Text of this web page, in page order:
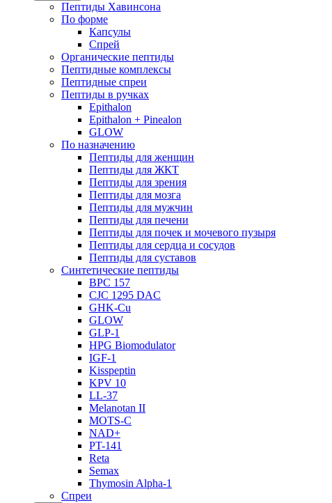
Пептиды Хавинсона
По форме
Капсулы
Спрей
Органические пептиды
Пептидные комплексы
Пептидные спреи
Пептиды в ручках
Epithalon
Epithalon + Pinealon
GLOW
По назначению
Пептиды для женщин
Пептиды для ЖКТ
Пептиды для зрения
Пептиды для мозга
Пептиды для мужчин
Пептиды для печени
Пептиды для почек и мочевого пузыря
Пептиды для сердца и сосудов
Пептиды для суставов
Синтетические пептиды
BPC 157
CJC 1295 DAC
GHK-Cu
GLOW
GLP-1
HPG Biomodulator
IGF-1
Kisspeptin
KPV 10
LL-37
Melanotan II
MOTS-C
NAD+
PT-141
Reta
Semax
Thymosin Alpha-1
Спреи